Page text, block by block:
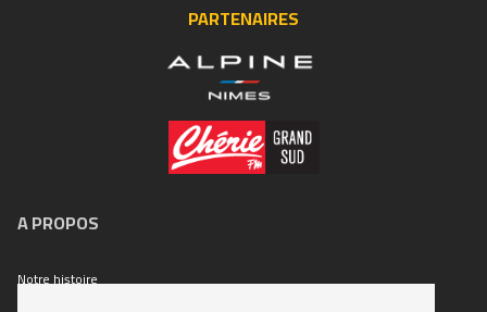
PARTENAIRES
A PROPOS
Notre histoire